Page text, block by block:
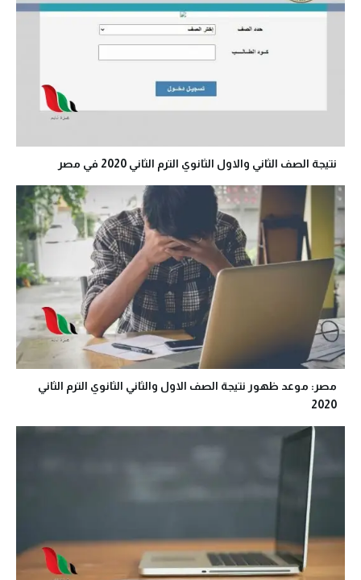
نتيجة الصف الثاني والاول الثانوي الترم الثاني 2020 في مصر
مصر: موعد ظهور نتيجة الصف الاول والثاني الثانوي الترم الثاني
2020